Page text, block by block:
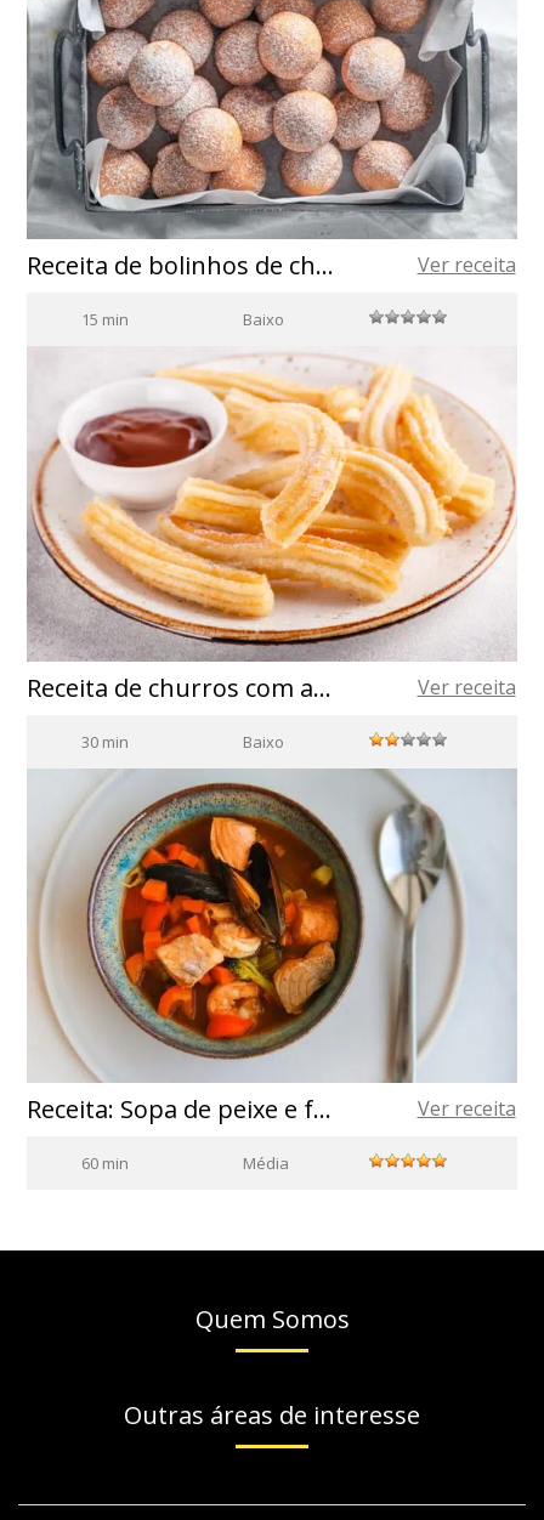
Receita de bolinhos de chuva com azeite de oliva espanhol Ver receita
15 min Baixo
Receita de churros com azeite de oliva de Espanha Ver receita
30 min Baixo
Receita: Sopa de peixe e frutos do mar com azeite de oliva Ver receita
60 min Média
Quem Somos
Outras áreas de interesse